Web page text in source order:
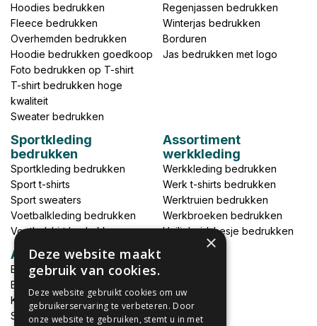
Hoodies bedrukken
Fleece bedrukken
Overhemden bedrukken
Hoodie bedrukken goedkoop
Foto bedrukken op T-shirt
T-shirt bedrukken hoge
kwaliteit
Sweater bedrukken
Regenjassen bedrukken
Winterjas bedrukken
Borduren
Jas bedrukken met logo
Sportkleding
bedrukken
Sportkleding bedrukken
Sport t-shirts
Sport sweaters
Voetbalkleding bedrukken
Voetbalshirt bedrukken
Assortiment
werkkleding
Werkkleding bedrukken
Werk t-shirts bedrukken
Werktruien bedrukken
Werkbroeken bedrukken
Veiligheidshesje bedrukken
Accessoires
Babykleding bedrukken
Broek bedrukken
Kapmantels bedrukken
Schort bedrukken
×
Deze website maakt
gebruik van cookies.
Deze website gebruikt cookies om uw
gebruikerservaring te verbeteren. Door
onze website te gebruiken, stemt u in met